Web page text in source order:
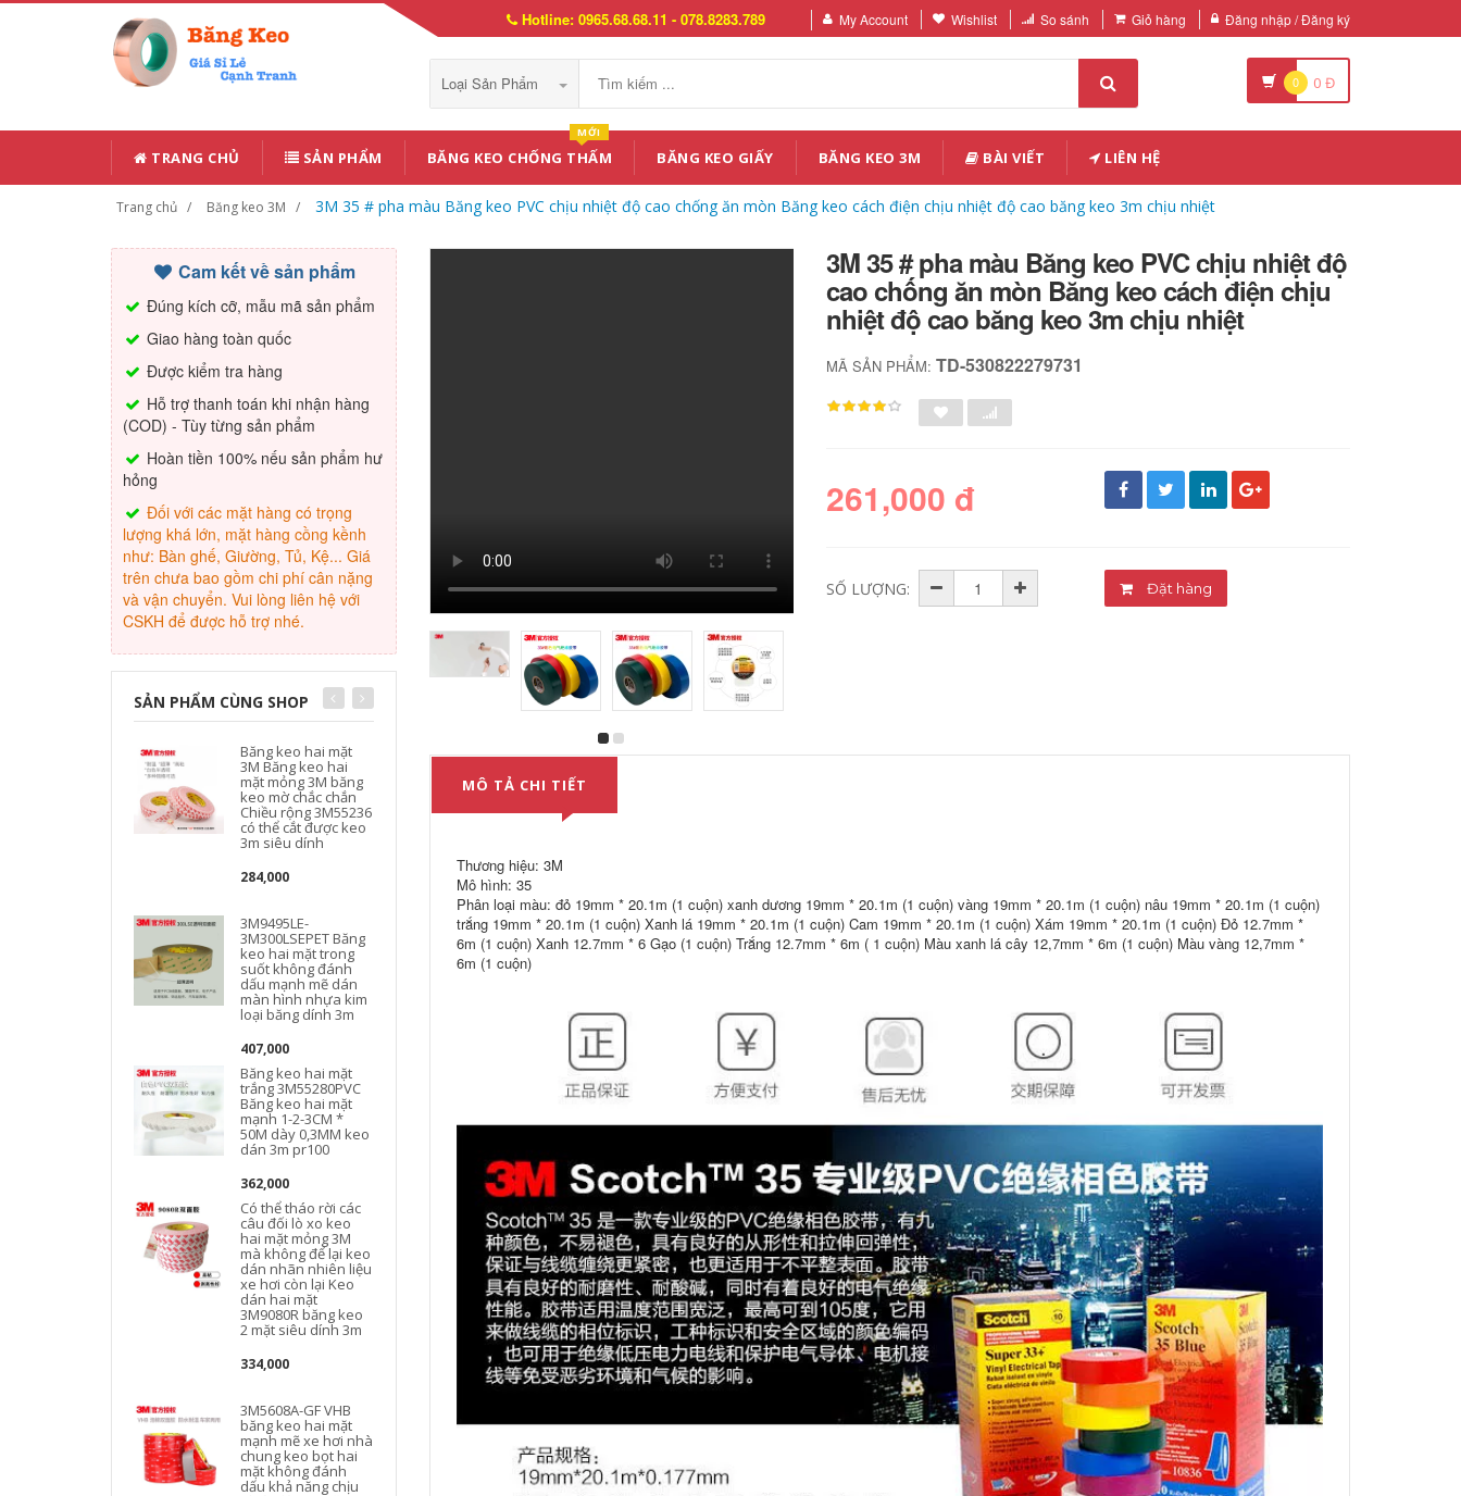
Hotline: 0965.68.68.11 - 078.8283.789 My Account Wishlist So sánh Giỏ hàng Đăng nhập / Đăng ký
Loại Sản Phẩm 0 0 Đ
TRANG CHỦ SẢN PHẨM BĂNG KEO CHỐNG THẤM
MỚI
BĂNG KEO GIẤY BĂNG KEO 3M BÀI VIẾT LIÊN HỆ
Trang chủ Băng keo 3M 3M 35 # pha màu Băng keo PVC chịu nhiệt độ cao chống ăn mòn Băng keo cách điện chịu nhiệt độ cao băng keo 3m chịu nhiệt
Cam kết về sản phẩm
Đúng kích cỡ, mẫu mã sản phẩm
Giao hàng toàn quốc
Được kiểm tra hàng
Hỗ trợ thanh toán khi nhận hàng
(COD) - Tùy từng sản phẩm
Hoàn tiền 100% nếu sản phẩm hư
hỏng
Đối với các mặt hàng có trọng
lượng khá lớn, mặt hàng cồng kềnh
như: Bàn ghế, Giường, Tủ, Kệ... Giá
trên chưa bao gồm chi phí cân nặng
và vận chuyển. Vui lòng liên hệ với
CSKH để được hỗ trợ nhé.
SẢN PHẨM CÙNG SHOP
Băng keo hai mặt
3M Băng keo hai
mặt mỏng 3M băng
keo mờ chắc chắn
Chiều rộng 3M55236
có thể cắt được keo
3m siêu dính
284,000
3M9495LE-
3M300LSEPET Băng
keo hai mặt trong
suốt không đánh
dấu mạnh mẽ dán
màn hình nhựa kim
loại băng dính 3m
407,000
Băng keo hai mặt
trắng 3M55280PVC
Băng keo hai mặt
mạnh 1-2-3CM *
50M dày 0,3MM keo
dán 3m pr100
362,000
Có thể tháo rời các
câu đối lò xo keo
hai mặt mỏng 3M
mà không để lại keo
dán nhãn nhiên liệu
xe hơi còn lại Keo
dán hai mặt
3M9080R băng keo
2 mặt siêu dính 3m
334,000
3M5608A-GF VHB
băng keo hai mặt
mạnh mẽ xe ​​hơi nhà
chung keo bọt hai
mặt không đánh
dấu khả năng chịu
Keo hai mặt 3M
hơi mỏng vô giá
mạnh mẽ Băng keo
dán dấu hiệu mạnh
3M5604 keo 3m 2
451,000
Băng keo hai mặt
xốp không đánh
dấu 3M5952VHB
Băng keo hai mặt
1.1mm băng keo
Keo dán 3M Tape
94 # Sơn lót Chất kết
0.66ml / Hỗ trợ băng
keo điện 3m
277,000
Băng keo hai mặt
3M Băng keo hai
mặt mạnh mẽ băng
keo hai mặt dài 33
mét Băng keo hai
mặt xốp PE 3M5608
mạnh mẽ băng dính
vải 3m
455,000
Băng keo dán mặt
3M Băng keo dán
mặt nạ giấy dán xe
ô tô Băng keo 50M
Băng keo xốp hai
Băng keo hai mặt
3M PET keo dán hai
mặt mỏng trong
334,000
Băng vải 3M6969
mạnh mẽ không
đánh dấu băng vải
chịu nhiệt độ cao
852,000
Băng keo xốp 3M
CIP66 Băng keo xốp
PE hai mặt băng
dính hai mặt mạnh
mẽ Băng keo hai
mặt trắng 1 cuộn
băng keo 3m trong
suốt
415,000
chịu nhiệt độ cao
dán 3m
3M 35 # pha màu Băng keo PVC chịu nhiệt độ
cao chống ăn mòn Băng keo cách điện chịu
nhiệt độ cao băng keo 3m chịu nhiệt
MÃ SẢN PHẨM:TD-530822279731
261,000 đ
SỐ LƯỢNG: Đặt hàng
MÔ TẢ CHI TIẾT
Thương hiệu: 3M
Mô hình: 35
Phân loại màu: đỏ 19mm * 20.1m (1 cuộn) xanh dương 19mm * 20.1m (1 cuộn) vàng 19mm * 20.1m (1 cuộn) nâu 19mm * 20.1m (1 cuộn)
trắng 19mm * 20.1m (1 cuộn) Xanh lá 19mm * 20.1m (1 cuộn) Cam 19mm * 20.1m (1 cuộn) Xám 19mm * 20.1m (1 cuộn) Đỏ 12.7mm *
6m (1 cuộn) Xanh 12.7mm * 6 Gạo (1 cuộn) Trắng 12.7mm * 6m ( 1 cuộn) Màu xanh lá cây 12,7mm * 6m (1 cuộn) Màu vàng 12,7mm *
6m (1 cuộn)